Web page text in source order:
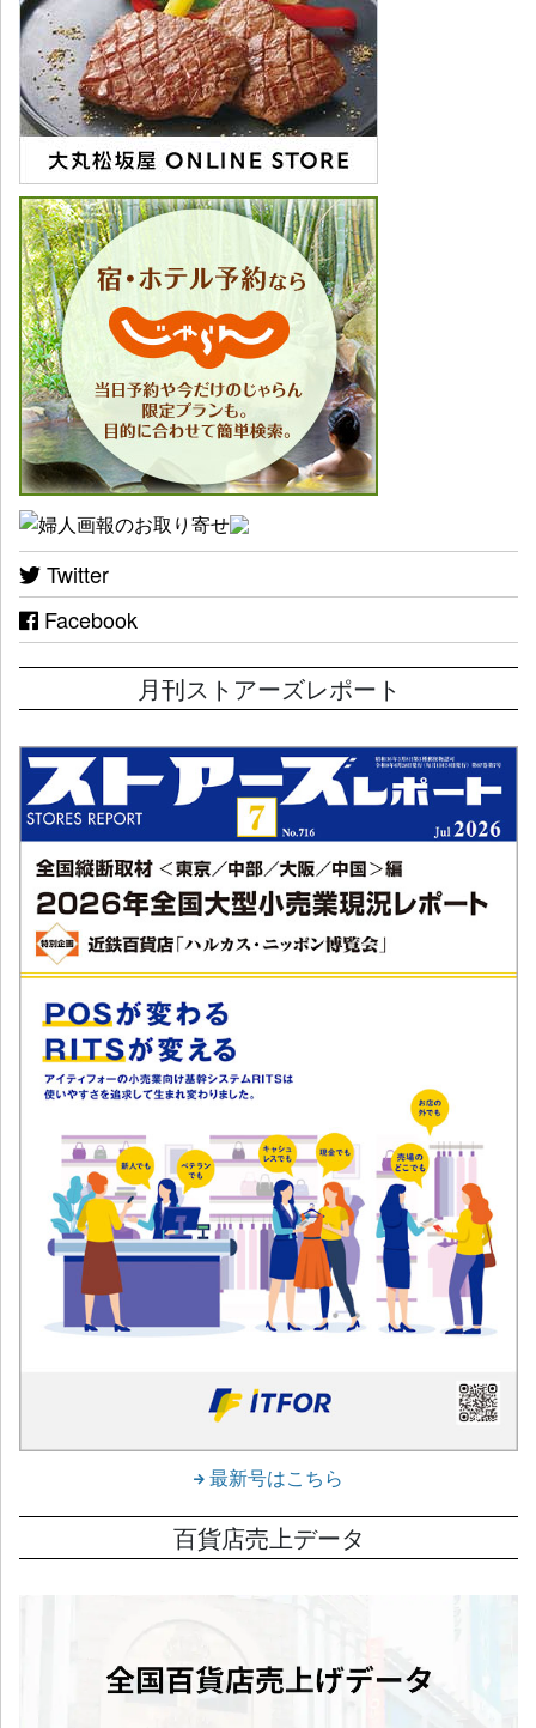
Twitter
Facebook
月刊ストアーズレポート
最新号はこちら
百貨店売上データ